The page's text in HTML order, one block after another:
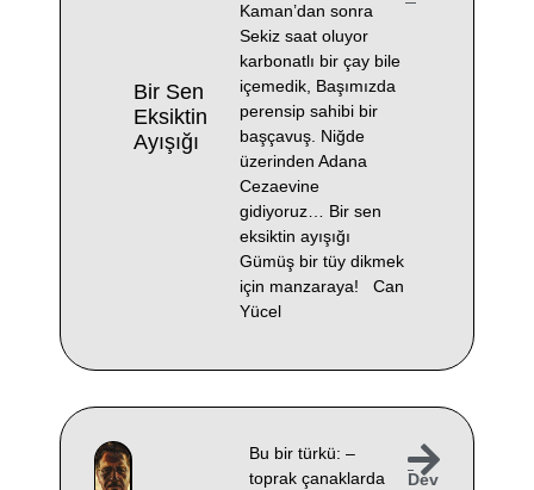
Bir Sen
Eksiktin
Ayışığı
Kaman’dan sonra
Sekiz saat oluyor
karbonatlı bir çay bile
içemedik, Başımızda
perensip sahibi bir
başçavuş. Niğde
üzerinden Adana
Cezaevine
gidiyoruz… Bir sen
eksiktin ayışığı
Gümüş bir tüy dikmek
için manzaraya! Can
Yücel
Bu bir türkü: –
toprak çanaklarda
Dev